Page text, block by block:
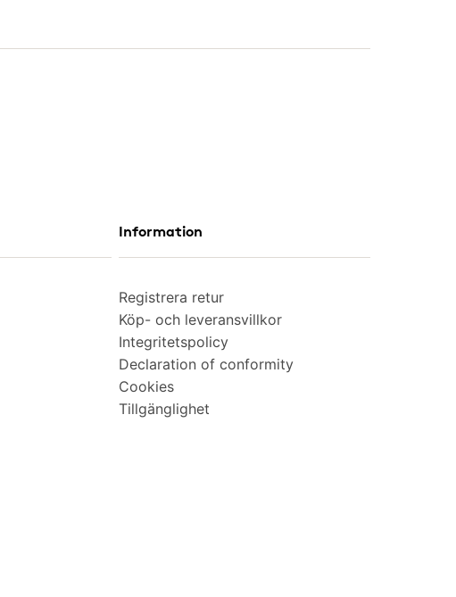
Information
Registrera retur
Köp- och leveransvillkor
Integritetspolicy
Declaration of conformity
Cookies
Tillgänglighet